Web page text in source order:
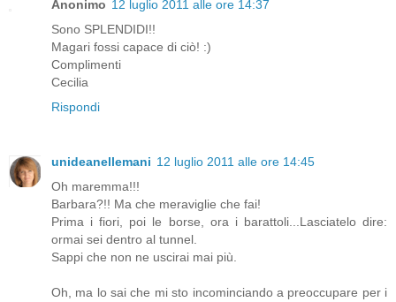
Anonimo 12 luglio 2011 alle ore 14:37
Sono SPLENDIDI!!
Magari fossi capace di ciò! :)
Complimenti
Cecilia
Rispondi
unideanellemani 12 luglio 2011 alle ore 14:45
Oh maremma!!!
Barbara?!! Ma che meraviglie che fai!
Prima i fiori, poi le borse, ora i barattoli...Lasciatelo dire:
ormai sei dentro al tunnel.
Sappi che non ne uscirai mai più.
Oh, ma lo sai che mi sto incominciando a preoccupare per i